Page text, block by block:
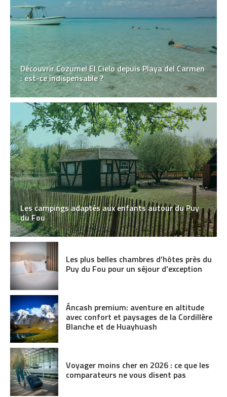
Découvrir Cozumel El Cielo depuis Playa del Carmen
: est-ce indispensable ?
Les campings adaptés aux enfants autour du Puy
du Fou
Les plus belles chambres d’hôtes près du
Puy du Fou pour un séjour d’exception
Áncash premium: aventure en altitude
avec confort et paysages de la Cordillère
Blanche et de Huayhuash
Voyager moins cher en 2026 : ce que les
comparateurs ne vous disent pas